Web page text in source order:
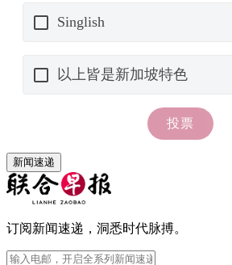
新闻速递
订阅新闻速递，洞悉时代脉搏。